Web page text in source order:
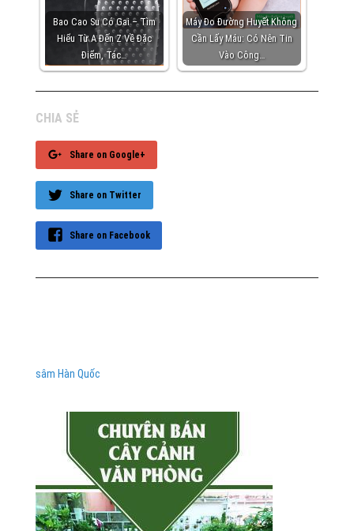
Bao Cao Su Có Gai – Tìm
Hiểu Từ A Đến Z Về Đặc
Điểm, Tác…
Máy Đo Đường Huyết Không
Cần Lấy Máu: Có Nên Tin
Vào Công…
CHIA SẺ
Share on Google+
Share on Twitter
Share on Facebook
sâm Hàn Quốc